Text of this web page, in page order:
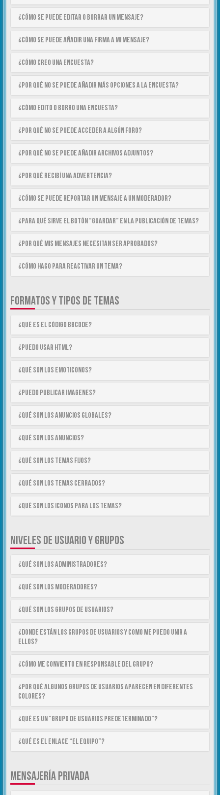
¿Cómo se puede editar o borrar un mensaje?
¿Cómo se puede añadir una firma a mi mensaje?
¿Cómo creo una encuesta?
¿Por qué no se puede añadir más opciones a la encuesta?
¿Cómo edito o borro una encuesta?
¿Por qué no se puede acceder a algún foro?
¿Por qué no se puede añadir archivos adjuntos?
¿Por qué recibí una advertencia?
¿Cómo se puede reportar un mensaje a un moderador?
¿Para qué sirve el botón “Guardar” en la publicación de temas?
¿Por qué mis mensajes necesitan ser aprobados?
¿Cómo hago para reactivar un tema?
FORMATOS Y TIPOS DE TEMAS
¿Qué es el código BBCode?
¿Puedo usar HTML?
¿Qué son los emoticonos?
¿Puedo publicar imagenes?
¿Qué son los anuncios globales?
¿Qué son los anuncios?
¿Qué son los temas fijos?
¿Qué son los temas cerrados?
¿Qué son los iconos para los temas?
NIVELES DE USUARIO Y GRUPOS
¿Qué son los Administradores?
¿Qué son los Moderadores?
¿Qué son los Grupos de Usuarios?
¿Donde están los Grupos de Usuarios y como me puedo unir a
ellos?
¿Cómo me convierto en Responsable del Grupo?
¿Por qué algunos Grupos de Usuarios aparecen en diferentes
colores?
¿Qué es un “Grupo de Usuarios predeterminado”?
¿Qué es el enlace “El equipo”?
MENSAJERÍA PRIVADA